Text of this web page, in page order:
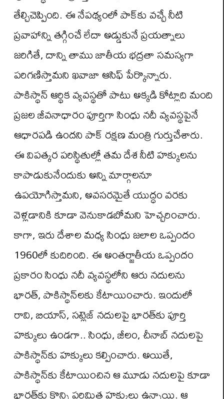
తేల్చిచెప్పింది. ఈ నేపథ్యంలో పాక్‌కు వచ్చే నీటి
ప్రవాహాన్ని తగ్గించే లేదా అడ్డుకునే ప్రయత్నాలు
జరిగితే, దాన్ని తాము జాతీయ భద్రతా సమస్యగా
పరిగణిస్తామని ఖవాజా ఆసిఫ్ పేర్కొన్నారు.
పాకిస్థాన్ ఆర్థిక వ్యవస్థతో పాటు అక్కడి కోట్లాది మంది
ప్రజల జీవనాధారం పూర్తిగా సింధు నదీ వ్యవస్థపైనే
ఆధారపడి ఉందని పాక్ రక్షణ మంత్రి గుర్తుచేశారు.
ఈ విపత్కర పరిస్థితుల్లో తమ దేశ నీటి హక్కులను
కాపాడుకునేందుకు అన్ని మార్గాలనూ
ఉపయోగిస్తామని, అవసరమైతే యుద్ధం వరకు
వెళ్లడానికి కూడా వెనుకాడబోమని హెచ్చరించారు.
కాగా, ఇరు దేశాల మధ్య సింధు జలాల ఒప్పందం
1960లో కుదిరింది. ఈ అంతర్జాతీయ ఒప్పందం
ప్రకారం సింధు నదీ వ్యవస్థలోని ఆరు నదులను
భారత్, పాకిస్థాన్‌లకు కేటాయించారు. ఇందులో
రావి, బియాస్, సట్లెజ్ నదులపై భారత్‌కు పూర్తి
హక్కులు ఉండగా.. సింధు, జీలం, చీనాబ్ నదులపై
పాకిస్థాన్‌కు హక్కులు కల్పించారు. అయితే,
పాకిస్థాన్‌కు కేటాయించిన ఆ మూడు నదులపై కూడా
భారత్‌కు కొన్ని పరిమిత హక్కులు ఉన్నాయి. ఆ